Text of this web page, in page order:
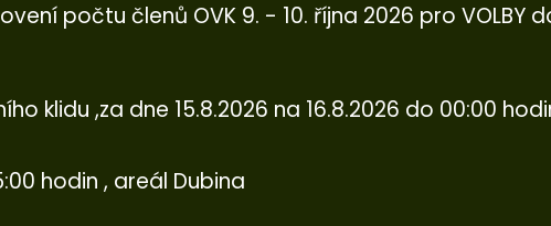
počtu členů OVK 9. - 10. října 2026 pro VOLBY
klidu ,za dne 15.8.2026 na 16.8.2026 do 00:00
hodin , areál Dubina